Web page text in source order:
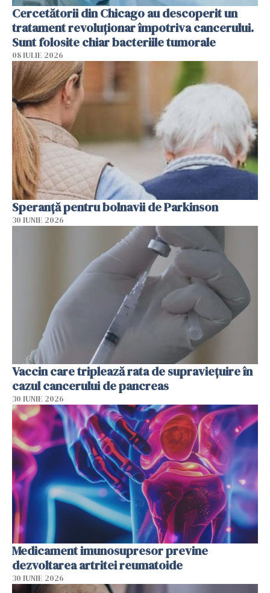
Cercetătorii din Chicago au descoperit un
tratament revoluționar împotriva cancerului.
Sunt folosite chiar bacteriile tumorale
08 IULIE 2026
Speranță pentru bolnavii de Parkinson
30 IUNIE 2026
Vaccin care triplează rata de supraviețuire în
cazul cancerului de pancreas
30 IUNIE 2026
Medicament imunosupresor previne
dezvoltarea artritei reumatoide
30 IUNIE 2026